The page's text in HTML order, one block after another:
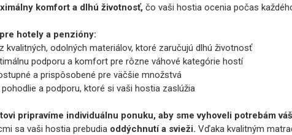
komfort a dlhú životnosť, čo vaši hostia ocenia počas
hotely a penzióny:
kvalitných, odolných materiálov, ktoré zaručujú dlhú životnosť
podporu a komfort pre rôzne váhové kategórie hostí
a prispôsobené pre väčšie množstvá
a podporu, ktoré si vaši hostia zaslúžia
pripravíme individuálnu ponuku, aby sme vyhoveli potrebám
sa vaši hostia prebudia oddýchnutí a svieži. Vďaka kvalitným